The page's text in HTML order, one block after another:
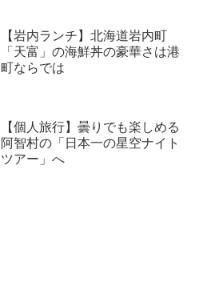
【岩内ランチ】北海道岩内町
「天富」の海鮮丼の豪華さは港
町ならでは
【個人旅行】曇りでも楽しめる
阿智村の「日本一の星空ナイト
ツアー」へ